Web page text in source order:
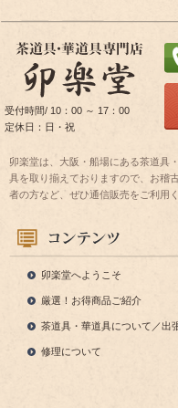
受付時間/ 10：00 ～ 17：00
定休日：日・祝
卯楽堂は、大阪・船場にある茶道具
具を取り揃えておりますので、お稽
者の方など、ぜひ通信販売をご利用
卯楽堂へようこそ
厳選！お得商品ご紹介
茶道具・華道具について／出
修理について